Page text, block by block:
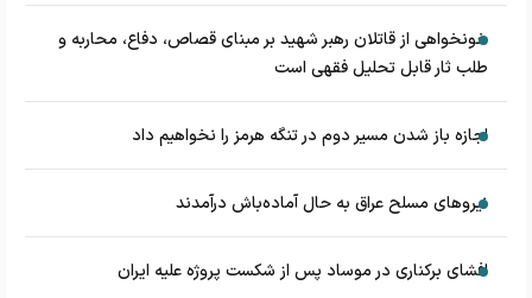
خونخواهی از قاتلان رهبر شهید بر مبنای قصاص، دفاع، محاربه و
طلب ثار قابل تحلیل فقهی است
اجازه باز شدن مسیر دوم در تنگه هرمز را نخواهیم داد
نیروهای مسلح عراق به حال آماده‌باش درآمدند
افشای برکناری در موساد پس از شکست پروژه علیه ایران